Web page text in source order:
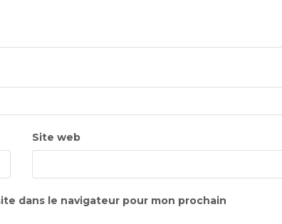
Site web
dans le navigateur pour mon prochain